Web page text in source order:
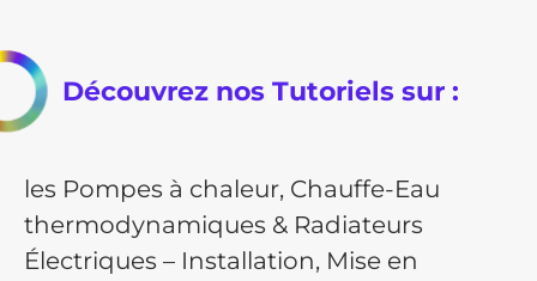
Découvrez nos Tutoriels sur :
les Pompes à chaleur, Chauffe-Eau
thermodynamiques & Radiateurs
Électriques – Installation, Mise en